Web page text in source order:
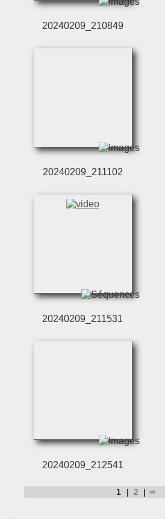
20240209_210849
20240209_211102
20240209_211531
20240209_212541
1 2 ∞